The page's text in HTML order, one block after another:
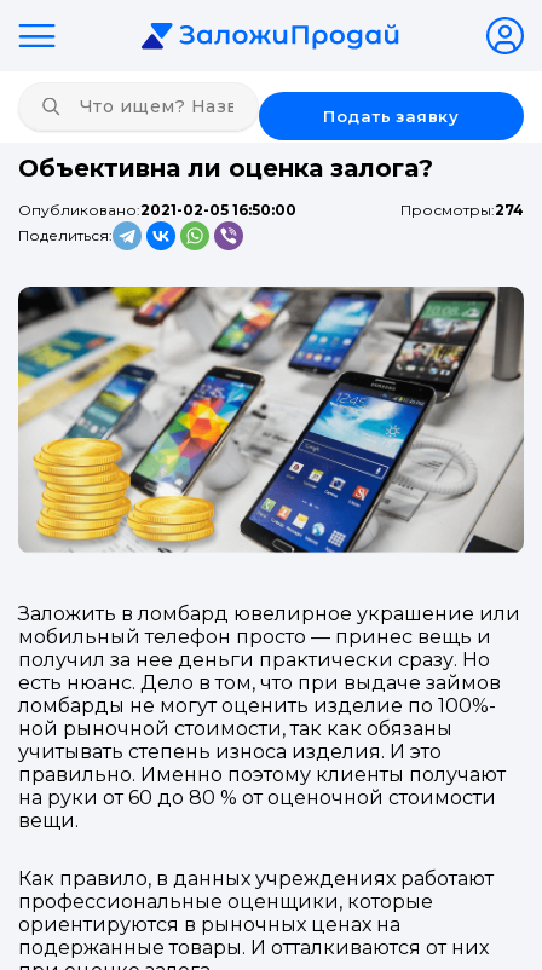
Подать заявку
Объективна ли оценка залога?
Опубликовано:2021-02-05 16:50:00 Просмотры:274
Поделиться:
Заложить в ломбард ювелирное украшение или
мобильный телефон просто — принес вещь и
получил за нее деньги практически сразу. Но
есть нюанс. Дело в том, что при выдаче займов
ломбарды не могут оценить изделие по 100%-
ной рыночной стоимости, так как обязаны
учитывать степень износа изделия. И это
правильно. Именно поэтому клиенты получают
на руки от 60 до 80 % от оценочной стоимости
вещи.
Как правило, в данных учреждениях работают
профессиональные оценщики, которые
ориентируются в рыночных ценах на
подержанные товары. И отталкиваются от них